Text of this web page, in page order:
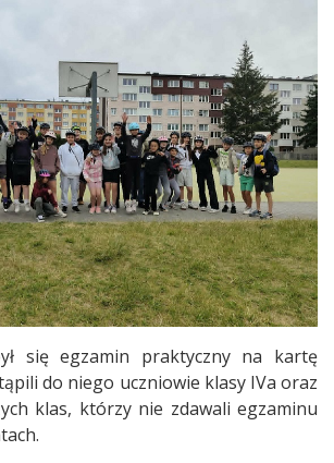
się egzamin praktyczny na kartę
do niego uczniowie klasy IVa oraz
klas, którzy nie zdawali egzaminu